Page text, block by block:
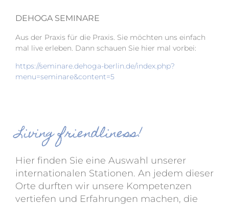
DEHOGA SEMINARE
Aus der Praxis für die Praxis. Sie möchten uns einfach
mal live erleben. Dann schauen Sie hier mal vorbei:
https://seminare.dehoga-berlin.de/index.php?
menu=seminare&content=5
Living friendliness!
Hier finden Sie eine Auswahl unserer
internationalen Stationen. An jedem dieser
Orte durften wir unsere Kompetenzen
vertiefen und Erfahrungen machen, die